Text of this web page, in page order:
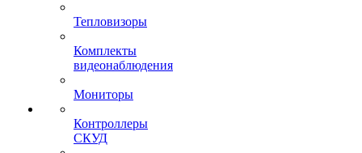
Тепловизоры
Комплекты
видеонаблюдения
Мониторы
Контроллеры
СКУД